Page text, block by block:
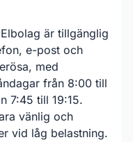
är tillgänglig
e-post och
med
från 8:00 till
7:45 till 19:15.
vänlig och
vid låg belastning.